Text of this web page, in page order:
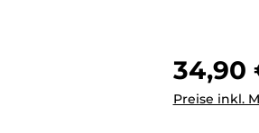
Regulärer
34,90
Preise inkl.